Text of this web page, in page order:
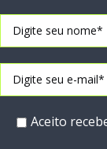
Aceito